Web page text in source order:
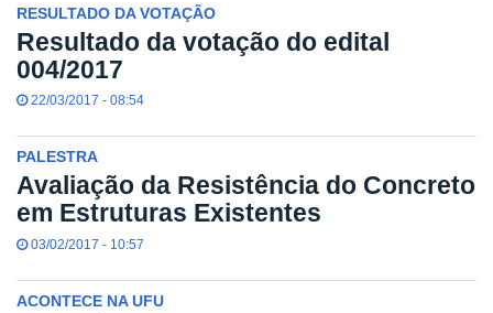
RESULTADO DA VOTAÇÃO
Resultado da votação do edital
004/2017
22/03/2017 - 08:54
PALESTRA
Avaliação da Resistência do Concreto
em Estruturas Existentes
03/02/2017 - 10:57
ACONTECE NA UFU